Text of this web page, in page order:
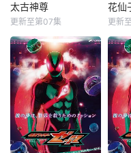
太古神尊
更新至第07集
花仙
更新